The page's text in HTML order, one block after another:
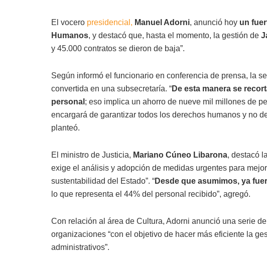
El vocero presidencial, Manuel Adorni, anunció hoy un
Humanos, y destacó que, hasta el momento, la gestión de
y 45.000 contratos se dieron de baja”.
Según informó el funcionario en conferencia de prensa, la
convertida en una subsecretaría. “De esta manera se
personal ; eso implica un ahorro de nueve mil millones de
encargará de garantizar todos los derechos humanos y no
planteó.
El ministro de Justicia, Mariano Cúneo Libarona, destacó
exige el análisis y adopción de medidas urgentes para
sustentabilidad del Estado”. “Desde que asumimos, ya
lo que representa el 44% del personal recibido”, agregó.
Con relación al área de Cultura, Adorni anunció una serie
organizaciones “con el objetivo de hacer más eficiente la
administrativos”.